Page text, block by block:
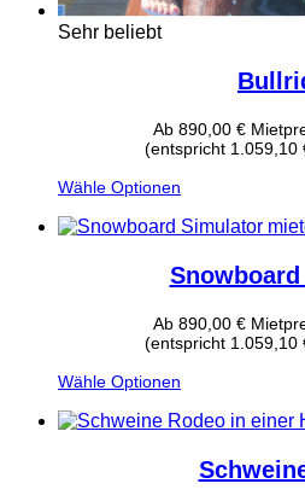
Sehr beliebt
Ab 890,00 €
(entspricht 1.059,10
Wähle Optionen
Ab 890,00 €
(entspricht 1.059,10
Wähle Optionen